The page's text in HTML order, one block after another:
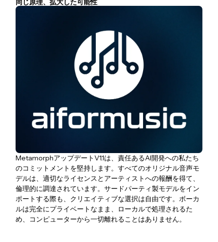
同じ原理、拡大した可能性
MetamorphアップデートV1.1は、責任あるAI開発への私たち
のコミットメントを堅持します。すべてのオリジナル音声モ
デルは、適切なライセンスとアーティストへの報酬を得て、
倫理的に調達されています。サードパーティ製モデルをイン
ポートする際も、クリエイティブな選択は自由です。ボーカ
ルは完全にプライベートなまま、ローカルで処理されるた
め、コンピューターから一切離れることはありません。